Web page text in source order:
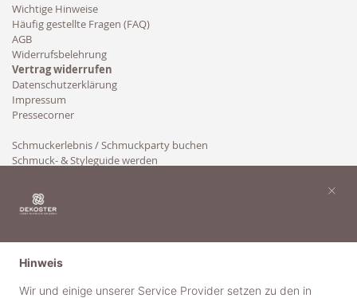
Wichtige Hinweise
Häufig gestellte Fragen (FAQ)
AGB
Widerrufsbelehrung
Vertrag widerrufen
Datenschutzerklärung
Impressum
Pressecorner
Schmuckerlebnis / Schmuckparty buchen
Schmuck- & Styleguide werden
Hinweis
Wir und einige unserer Service Provider setzen zu den in
×